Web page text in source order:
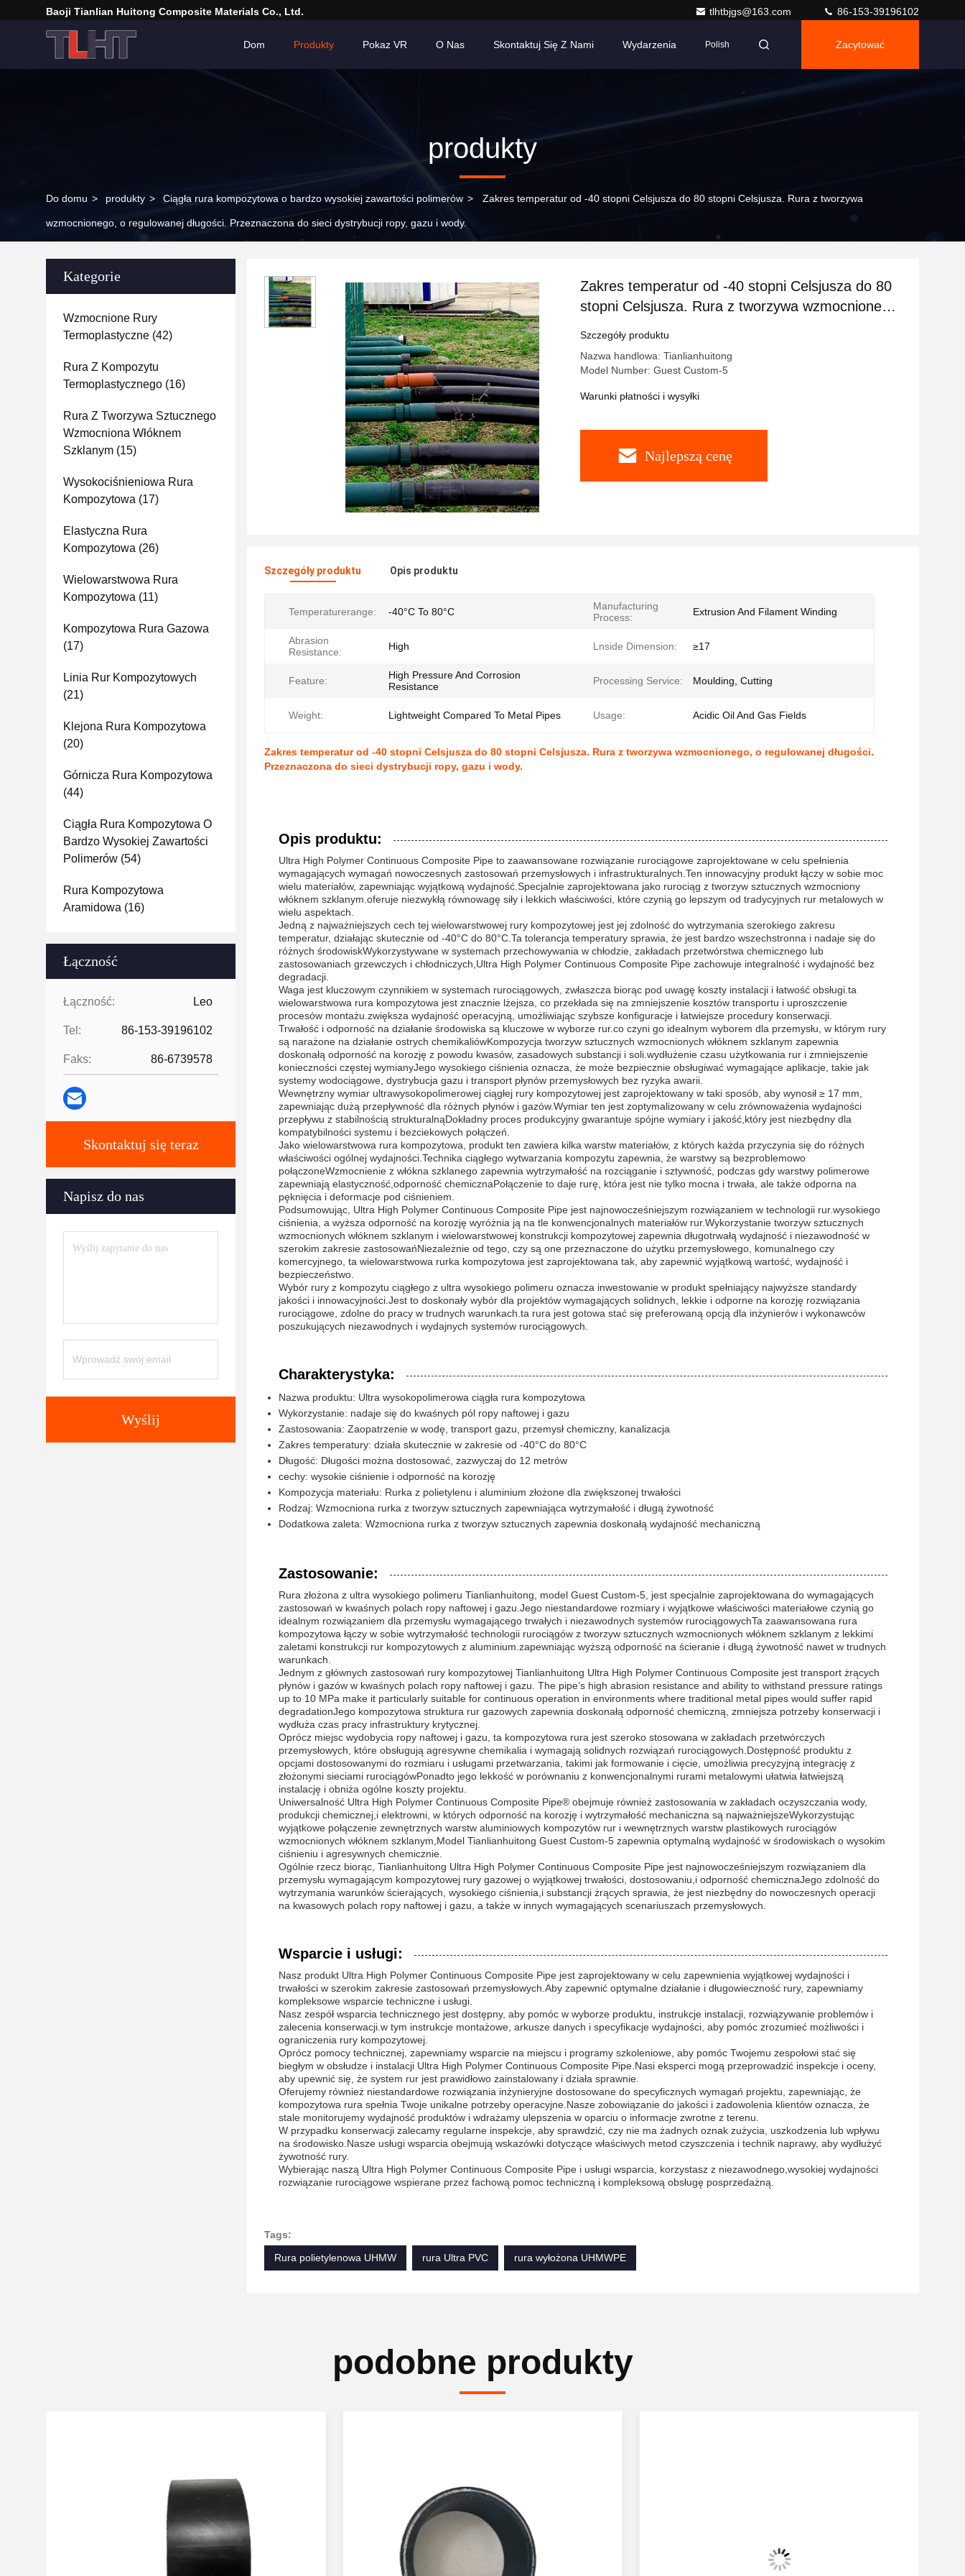
Baoji Tianlian Huitong Composite Materials Co., Ltd. tlhtbjgs@163.com 86-153-39196102
Dom Produkty Pokaz VR O Nas Skontaktuj Się Z Nami Wydarzenia Polish Zacytować
produkty
Do domu > produkty > Ciągła rura kompozytowa o bardzo wysokiej zawartości polimerów > Zakres temperatur od -40 stopni Celsjusza do 80 stopni Celsjusza. Rura z tworzywa
wzmocnionego, o regulowanej długości. Przeznaczona do sieci dystrybucji ropy, gazu i wody.
Kategorie
Wzmocnione Rury
Termoplastyczne (42)
Rura Z Kompozytu
Termoplastycznego (16)
Rura Z Tworzywa Sztucznego
Wzmocniona Włóknem
Szklanym (15)
Wysokociśnieniowa Rura
Kompozytowa (17)
Elastyczna Rura
Kompozytowa (26)
Wielowarstwowa Rura
Kompozytowa (11)
Kompozytowa Rura Gazowa
(17)
Linia Rur Kompozytowych
(21)
Klejona Rura Kompozytowa
(20)
Górnicza Rura Kompozytowa
(44)
Ciągła Rura Kompozytowa O
Bardzo Wysokiej Zawartości
Polimerów (54)
Rura Kompozytowa
Aramidowa (16)
Łączność
Łączność: Leo
Tel: 86-153-39196102
Faks: 86-6739578
Skontaktuj się teraz
Napisz do nas
Wyślij
Zakres temperatur od -40 stopni Celsjusza do 80
stopni Celsjusza. Rura z tworzywa wzmocnionego,
Szczegóły produktu
Nazwa handlowa: Tianlianhuitong
Model Number: Guest Custom-5
Warunki płatności i wysyłki
Najlepszą cenę
Szczegóły produktu Opis produktu
Temperaturerange: -40°C To 80°C
Manufacturing
Process:
Extrusion And Filament Winding
Abrasion
Resistance:
High Lnside Dimension: ≥17
Feature:
High Pressure And Corrosion
Resistance
Processing Service: Moulding, Cutting
Weight: Lightweight Compared To Metal Pipes Usage: Acidic Oil And Gas Fields
Zakres temperatur od -40 stopni Celsjusza do 80 stopni Celsjusza. Rura z tworzywa wzmocnionego, o regulowanej długości.
Przeznaczona do sieci dystrybucji ropy, gazu i wody.
Opis produktu:
Ultra High Polymer Continuous Composite Pipe to zaawansowane rozwiązanie rurociągowe zaprojektowane w celu spełnienia
wymagających wymagań nowoczesnych zastosowań przemysłowych i infrastrukturalnych.Ten innowacyjny produkt łączy w sobie moc
wielu materiałów, zapewniając wyjątkową wydajność.Specjalnie zaprojektowana jako rurociąg z tworzyw sztucznych wzmocniony
włóknem szklanym.oferuje niezwykłą równowagę siły i lekkich właściwości, które czynią go lepszym od tradycyjnych rur metalowych w
wielu aspektach.
Jedną z najważniejszych cech tej wielowarstwowej rury kompozytowej jest jej zdolność do wytrzymania szerokiego zakresu
temperatur, działając skutecznie od -40°C do 80°C.Ta tolerancja temperatury sprawia, że jest bardzo wszechstronna i nadaje się do
różnych środowiskWykorzystywane w systemach przechowywania w chłodzie, zakładach przetwórstwa chemicznego lub
zastosowaniach grzewczych i chłodniczych,Ultra High Polymer Continuous Composite Pipe zachowuje integralność i wydajność bez
degradacji.
Waga jest kluczowym czynnikiem w systemach rurociągowych, zwłaszcza biorąc pod uwagę koszty instalacji i łatwość obsługi.ta
wielowarstwowa rura kompozytowa jest znacznie lżejsza, co przekłada się na zmniejszenie kosztów transportu i uproszczenie
procesów montażu.zwiększa wydajność operacyjną, umożliwiając szybsze konfiguracje i łatwiejsze procedury konserwacji.
Trwałość i odporność na działanie środowiska są kluczowe w wyborze rur.co czyni go idealnym wyborem dla przemysłu, w którym rury
są narażone na działanie ostrych chemikaliówKompozycja tworzyw sztucznych wzmocnionych włóknem szklanym zapewnia
doskonałą odporność na korozję z powodu kwasów, zasadowych substancji i soli.wydłużenie czasu użytkowania rur i zmniejszenie
konieczności częstej wymianyJego wysokiego ciśnienia oznacza, że może bezpiecznie obsługiwać wymagające aplikacje, takie jak
systemy wodociągowe, dystrybucja gazu i transport płynów przemysłowych bez ryzyka awarii.
Wewnętrzny wymiar ultrawysokopolimerowej ciągłej rury kompozytowej jest zaprojektowany w taki sposób, aby wynosił ≥ 17 mm,
zapewniając dużą przepływność dla różnych płynów i gazów.Wymiar ten jest zoptymalizowany w celu zrównoważenia wydajności
przepływu z stabilnością strukturalnąDokładny proces produkcyjny gwarantuje spójne wymiary i jakość,który jest niezbędny dla
kompatybilności systemu i bezciekowych połączeń.
Jako wielowarstwowa rura kompozytowa, produkt ten zawiera kilka warstw materiałów, z których każda przyczynia się do różnych
właściwości ogólnej wydajności.Technika ciągłego wytwarzania kompozytu zapewnia, że warstwy są bezproblemowo
połączoneWzmocnienie z włókna szklanego zapewnia wytrzymałość na rozciąganie i sztywność, podczas gdy warstwy polimerowe
zapewniają elastyczność,odporność chemicznaPołączenie to daje rurę, która jest nie tylko mocna i trwała, ale także odporna na
pęknięcia i deformacje pod ciśnieniem.
Podsumowując, Ultra High Polymer Continuous Composite Pipe jest najnowocześniejszym rozwiązaniem w technologii rur.wysokiego
ciśnienia, a wyższa odporność na korozję wyróżnia ją na tle konwencjonalnych materiałów rur.Wykorzystanie tworzyw sztucznych
wzmocnionych włóknem szklanym i wielowarstwowej konstrukcji kompozytowej zapewnia długotrwałą wydajność i niezawodność w
szerokim zakresie zastosowańNiezależnie od tego, czy są one przeznaczone do użytku przemysłowego, komunalnego czy
komercyjnego, ta wielowarstwowa rurka kompozytowa jest zaprojektowana tak, aby zapewnić wyjątkową wartość, wydajność i
bezpieczeństwo.
Wybór rury z kompozytu ciągłego z ultra wysokiego polimeru oznacza inwestowanie w produkt spełniający najwyższe standardy
jakości i innowacyjności.Jest to doskonały wybór dla projektów wymagających solidnych, lekkie i odporne na korozję rozwiązania
rurociągowe, zdolne do pracy w trudnych warunkach.ta rura jest gotowa stać się preferowaną opcją dla inżynierów i wykonawców
poszukujących niezawodnych i wydajnych systemów rurociągowych.
Charakterystyka:
Nazwa produktu: Ultra wysokopolimerowa ciągła rura kompozytowa
Wykorzystanie: nadaje się do kwaśnych pól ropy naftowej i gazu
Zastosowania: Zaopatrzenie w wodę, transport gazu, przemysł chemiczny, kanalizacja
Zakres temperatury: działa skutecznie w zakresie od -40°C do 80°C
Długość: Długości można dostosować, zazwyczaj do 12 metrów
cechy: wysokie ciśnienie i odporność na korozję
Kompozycja materiału: Rurka z polietylenu i aluminium złożone dla zwiększonej trwałości
Rodzaj: Wzmocniona rurka z tworzyw sztucznych zapewniająca wytrzymałość i długą żywotność
Dodatkowa zaleta: Wzmocniona rurka z tworzyw sztucznych zapewnia doskonałą wydajność mechaniczną
Zastosowanie:
Rura złożona z ultra wysokiego polimeru Tianlianhuitong, model Guest Custom-5, jest specjalnie zaprojektowana do wymagających
zastosowań w kwaśnych polach ropy naftowej i gazu.Jego niestandardowe rozmiary i wyjątkowe właściwości materiałowe czynią go
idealnym rozwiązaniem dla przemysłu wymagającego trwałych i niezawodnych systemów rurociągowychTa zaawansowana rura
kompozytowa łączy w sobie wytrzymałość technologii rurociągów z tworzyw sztucznych wzmocnionych włóknem szklanym z lekkimi
zaletami konstrukcji rur kompozytowych z aluminium.zapewniając wyższą odporność na ścieranie i długą żywotność nawet w trudnych
warunkach.
Jednym z głównych zastosowań rury kompozytowej Tianlianhuitong Ultra High Polymer Continuous Composite jest transport żrących
płynów i gazów w kwaśnych polach ropy naftowej i gazu. The pipe’s high abrasion resistance and ability to withstand pressure ratings
up to 10 MPa make it particularly suitable for continuous operation in environments where traditional metal pipes would suffer rapid
degradationJego kompozytowa struktura rur gazowych zapewnia doskonałą odporność chemiczną, zmniejsza potrzeby konserwacji i
wydłuża czas pracy infrastruktury krytycznej.
Oprócz miejsc wydobycia ropy naftowej i gazu, ta kompozytowa rura jest szeroko stosowana w zakładach przetwórczych
przemysłowych, które obsługują agresywne chemikalia i wymagają solidnych rozwiązań rurociągowych.Dostępność produktu z
opcjami dostosowanymi do rozmiaru i usługami przetwarzania, takimi jak formowanie i cięcie, umożliwia precyzyjną integrację z
złożonymi sieciami rurociągówPonadto jego lekkość w porównaniu z konwencjonalnymi rurami metalowymi ułatwia łatwiejszą
instalację i obniża ogólne koszty projektu.
Uniwersalność Ultra High Polymer Continuous Composite Pipe® obejmuje również zastosowania w zakładach oczyszczania wody,
produkcji chemicznej,i elektrowni, w których odporność na korozję i wytrzymałość mechaniczna są najważniejszeWykorzystując
wyjątkowe połączenie zewnętrznych warstw aluminiowych kompozytów rur i wewnętrznych warstw plastikowych rurociągów
wzmocnionych włóknem szklanym,Model Tianlianhuitong Guest Custom-5 zapewnia optymalną wydajność w środowiskach o wysokim
ciśnieniu i agresywnych chemicznie.
Ogólnie rzecz biorąc, Tianlianhuitong Ultra High Polymer Continuous Composite Pipe jest najnowocześniejszym rozwiązaniem dla
przemysłu wymagającym kompozytowej rury gazowej o wyjątkowej trwałości, dostosowaniu,i odporność chemicznaJego zdolność do
wytrzymania warunków ścierających, wysokiego ciśnienia,i substancji żrących sprawia, że jest niezbędny do nowoczesnych operacji
na kwasowych polach ropy naftowej i gazu, a także w innych wymagających scenariuszach przemysłowych.
Wsparcie i usługi:
Nasz produkt Ultra High Polymer Continuous Composite Pipe jest zaprojektowany w celu zapewnienia wyjątkowej wydajności i
trwałości w szerokim zakresie zastosowań przemysłowych.Aby zapewnić optymalne działanie i długowieczność rury, zapewniamy
kompleksowe wsparcie techniczne i usługi.
Nasz zespół wsparcia technicznego jest dostępny, aby pomóc w wyborze produktu, instrukcje instalacji, rozwiązywanie problemów i
zalecenia konserwacji.w tym instrukcje montażowe, arkusze danych i specyfikacje wydajności, aby pomóc zrozumieć możliwości i
ograniczenia rury kompozytowej.
Oprócz pomocy technicznej, zapewniamy wsparcie na miejscu i programy szkoleniowe, aby pomóc Twojemu zespołowi stać się
biegłym w obsłudze i instalacji Ultra High Polymer Continuous Composite Pipe.Nasi eksperci mogą przeprowadzić inspekcje i oceny,
aby upewnić się, że system rur jest prawidłowo zainstalowany i działa sprawnie.
Oferujemy również niestandardowe rozwiązania inżynieryjne dostosowane do specyficznych wymagań projektu, zapewniając, że
kompozytowa rura spełnia Twoje unikalne potrzeby operacyjne.Nasze zobowiązanie do jakości i zadowolenia klientów oznacza, że
stale monitorujemy wydajność produktów i wdrażamy ulepszenia w oparciu o informacje zwrotne z terenu.
W przypadku konserwacji zalecamy regularne inspekcje, aby sprawdzić, czy nie ma żadnych oznak zużycia, uszkodzenia lub wpływu
na środowisko.Nasze usługi wsparcia obejmują wskazówki dotyczące właściwych metod czyszczenia i technik naprawy, aby wydłużyć
żywotność rury.
Wybierając naszą Ultra High Polymer Continuous Composite Pipe i usługi wsparcia, korzystasz z niezawodnego,wysokiej wydajności
rozwiązanie rurociągowe wspierane przez fachową pomoc techniczną i kompleksową obsługę posprzedażną.
Tags:
Rura polietylenowa UHMW
rura Ultra PVC rura wyłożona UHMWPE
podobne produkty